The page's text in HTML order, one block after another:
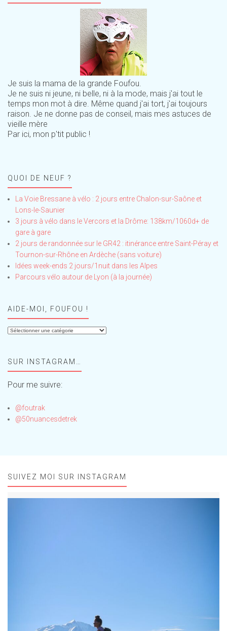
Je suis la mama de la grande Foufou.
Je ne suis ni jeune, ni belle, ni à la mode, mais j'ai tout le
temps mon mot à dire. Même quand j'ai tort, j'ai toujours
raison. Je ne donne pas de conseil, mais mes astuces de
vieille mère
Par ici, mon p'tit public !
QUOI DE NEUF ?
La Voie Bressane à vélo : 2 jours entre Chalon-sur-Saône et
Lons-le-Saunier
3 jours à vélo dans le Vercors et la Drôme: 138km/1060d+ de
gare à gare
2 jours de randonnée sur le GR42 : itinérance entre Saint-Péray et
Tournon-sur-Rhône en Ardèche (sans voiture)
Idées week-ends 2 jours/1nuit dans les Alpes
Parcours vélo autour de Lyon (à la journée)
AIDE-MOI, FOUFOU !
Aide-
!SUR INSTAGRAM…
Pour me suivre:
@foutrak
@50nuancesdetrek
SUIVEZ MOI SUR INSTAGRAM